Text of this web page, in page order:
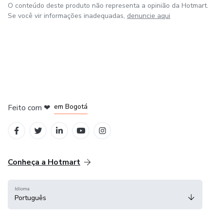
O conteúdo deste produto não representa a opinião da Hotmart.
Se você vir informações inadequadas, denuncie aqui
Feito com ❤ em Bogotá
Conheça a Hotmart
Idioma
Português